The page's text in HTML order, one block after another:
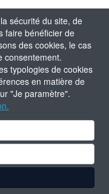
sécurité du site, de
faire bénéficier de
des cookies, le cas
consentement.
typologies de cookies
en matière de
"Je paramètre".